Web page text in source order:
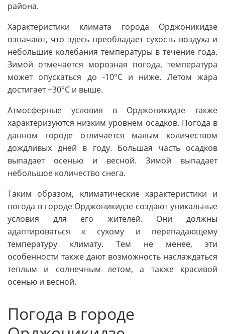
района.
Характеристики климата города Орджоникидзе
означают, что здесь преобладает сухость воздуха и
небольшие колебания температуры в течение года.
Зимой отмечается морозная погода, температура
может опускаться до -10°C и ниже. Летом жара
достигает +30°C и выше.
Атмосферные условия в Орджоникидзе также
характеризуются низким уровнем осадков. Погода в
данном городе отличается малым количеством
дождливых дней в году. Большая часть осадков
выпадает осенью и весной. Зимой выпадает
небольшое количество снега.
Таким образом, климатические характеристики и
погода в городе Орджоникидзе создают уникальные
условия для его жителей. Они должны
адаптироваться к сухому и перепадающему
температуру климату. Тем не менее, эти
особенности также дают возможность наслаждаться
теплым и солнечным летом, а также красивой
осенью и весной.
Погода в городе